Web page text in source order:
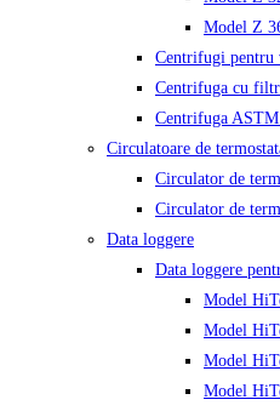
Model Z
Centrifugi pentru
Centrifuga cu
Centrifuga
Circulatoare de
Circulator de
Circulator de
Data loggere
Data loggere
Model
Model
Model
Model